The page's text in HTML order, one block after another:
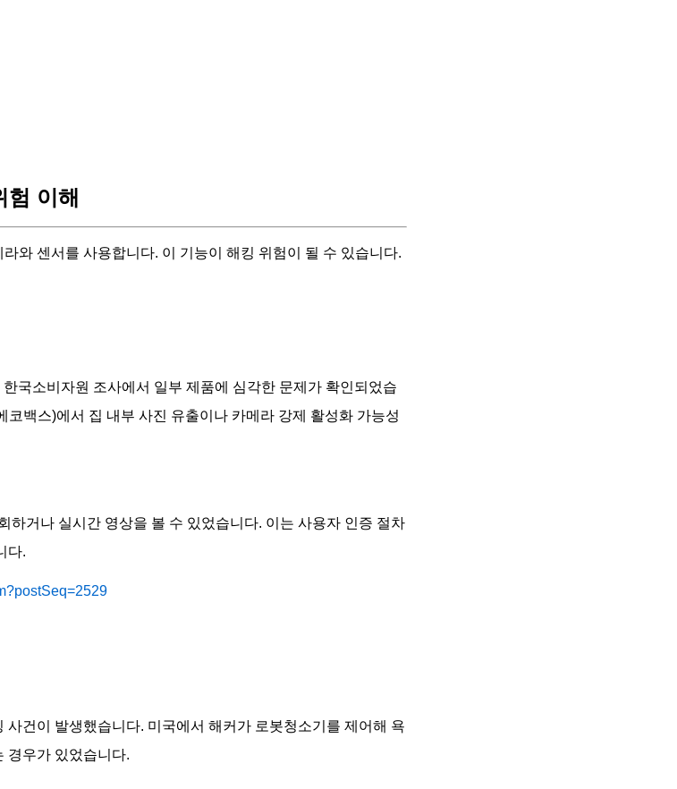
험 이해
와 센서를 사용합니다. 이 기능이 해킹 위험이 될 수 있습니다.
국소비자원 조사에서 일부 제품에 심각한 문제가 확인되었습
코백스)에서 집 내부 사진 유출이나 카메라 강제 활성화 가능성
하거나 실시간 영상을 볼 수 있었습니다. 이는 사용자 인증 절차
다.
사건이 발생했습니다. 미국에서 해커가 로봇청소기를 제어해 욕
경우가 있었습니다.